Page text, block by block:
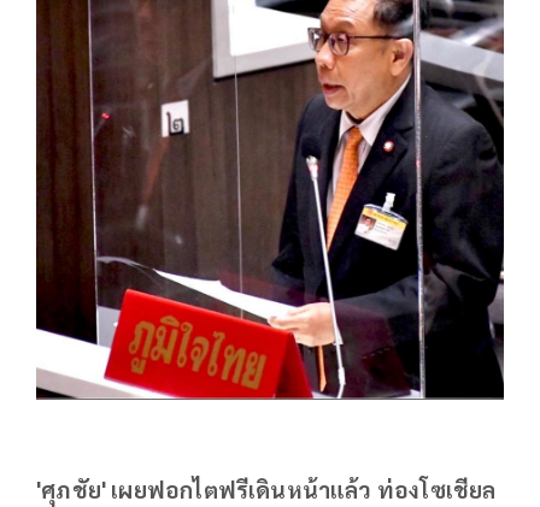
'ศุภชัย' เผยฟอกไตฟรีเดินหน้าแล้ว ท่องโซเชียล